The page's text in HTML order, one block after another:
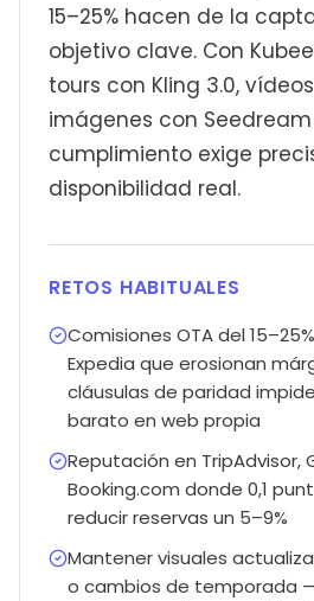
15–25% hacen de la
objetivo clave. Con
tours con Kling 3.0,
imágenes con Seedream
cumplimiento exige
disponibilidad real.
RETOS HABITUALES
Comisiones OTA del
Expedia que erosionan
cláusulas de paridad
barato en web propia
Reputación en TripAdvisor,
Booking.com donde 0,1
reducir reservas un 5–9%
Mantener visuales
o cambios de temporada